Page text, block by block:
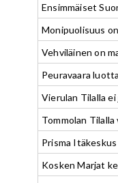
Ensimmäiset
Monipuolisuus
Vehviläinen on
Peuravaara
Vierulan Tilalla ei
Tommolan
Prisma
Kosken Marjat